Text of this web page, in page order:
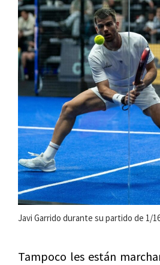
Javi Garrido durante su partido de 1/
Tampoco les están